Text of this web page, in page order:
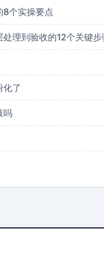
8个实操要点
理到验收的12个关键步
化了
吗